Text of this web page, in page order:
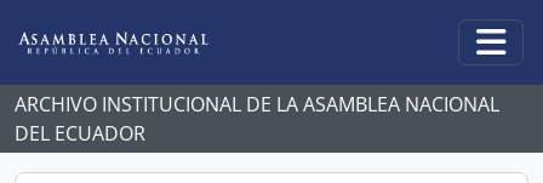
ARCHIVO INSTITUCIONAL DE LA ASAMBLEA NACIONAL
DEL ECUADOR